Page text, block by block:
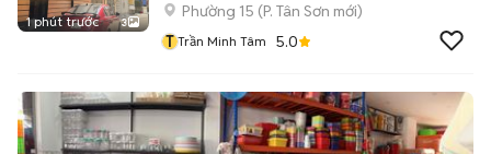
1 phút trước 3
Phường 15 (P. Tân Sơn mới)
T Trần Minh Tâm 5.0